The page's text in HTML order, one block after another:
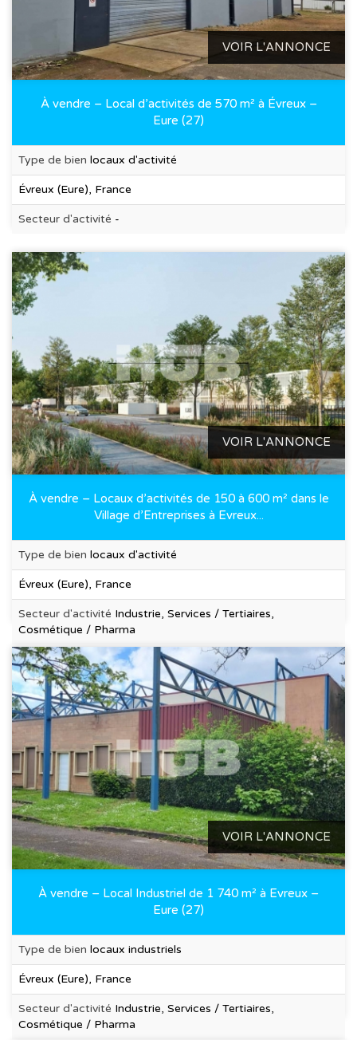
VOIR L'ANNONCE
À vendre – Local d’activités de 570 m² à Évreux –
Eure (27)
Type de bien locaux d'activité
Évreux (Eure), France
Secteur d'activité -
VOIR L'ANNONCE
À vendre – Locaux d’activités de 150 à 600 m² dans le
Village d’Entreprises à Evreux...
Type de bien locaux d'activité
Évreux (Eure), France
Secteur d'activité Industrie, Services / Tertiaires,
Cosmétique / Pharma
VOIR L'ANNONCE
À vendre – Local Industriel de 1 740 m² à Evreux –
Eure (27)
Type de bien locaux industriels
Évreux (Eure), France
Secteur d'activité Industrie, Services / Tertiaires,
Cosmétique / Pharma